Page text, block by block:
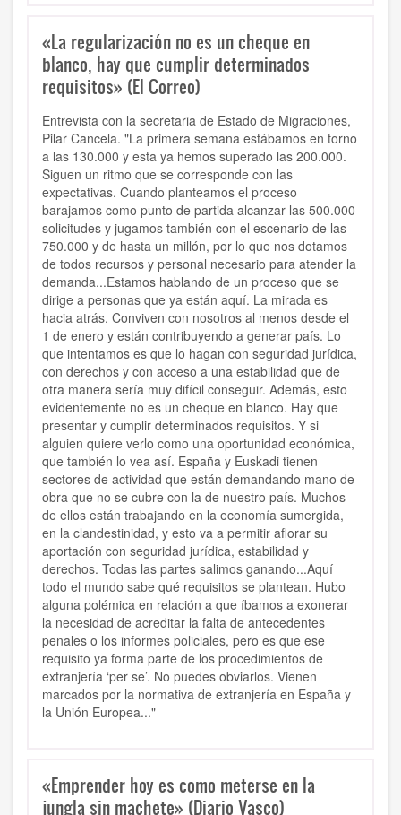
«La regularización no es un cheque en
blanco, hay que cumplir determinados
requisitos» (El Correo)
Entrevista con la secretaria de Estado de Migraciones,
Pilar Cancela. "La primera semana estábamos en torno
a las 130.000 y esta ya hemos superado las 200.000.
Siguen un ritmo que se corresponde con las
expectativas. Cuando planteamos el proceso
barajamos como punto de partida alcanzar las 500.000
solicitudes y jugamos también con el escenario de las
750.000 y de hasta un millón, por lo que nos dotamos
de todos recursos y personal necesario para atender la
demanda...Estamos hablando de un proceso que se
dirige a personas que ya están aquí. La mirada es
hacia atrás. Conviven con nosotros al menos desde el
1 de enero y están contribuyendo a generar país. Lo
que intentamos es que lo hagan con seguridad jurídica,
con derechos y con acceso a una estabilidad que de
otra manera sería muy difícil conseguir. Además, esto
evidentemente no es un cheque en blanco. Hay que
presentar y cumplir determinados requisitos. Y si
alguien quiere verlo como una oportunidad económica,
que también lo vea así. España y Euskadi tienen
sectores de actividad que están demandando mano de
obra que no se cubre con la de nuestro país. Muchos
de ellos están trabajando en la economía sumergida,
en la clandestinidad, y esto va a permitir aflorar su
aportación con seguridad jurídica, estabilidad y
derechos. Todas las partes salimos ganando...Aquí
todo el mundo sabe qué requisitos se plantean. Hubo
alguna polémica en relación a que íbamos a exonerar
la necesidad de acreditar la falta de antecedentes
penales o los informes policiales, pero es que ese
requisito ya forma parte de los procedimientos de
extranjería ‘per se’. No puedes obviarlos. Vienen
marcados por la normativa de extranjería en España y
la Unión Europea..."
«Emprender hoy es como meterse en la
jungla sin machete» (Diario Vasco)